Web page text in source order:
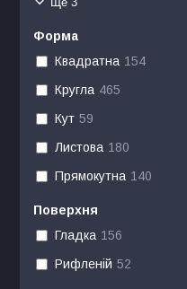
Форма
Квадратна 154
Кругла 465
Кут 59
Листова 180
Прямокутна 140
Поверхня
Гладка 156
Рифленій 52